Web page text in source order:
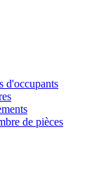
d'occupants
de pièces